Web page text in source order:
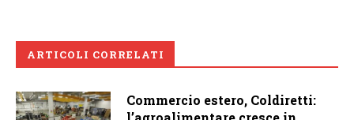
ARTICOLI CORRELATI
Commercio estero, Coldiretti: